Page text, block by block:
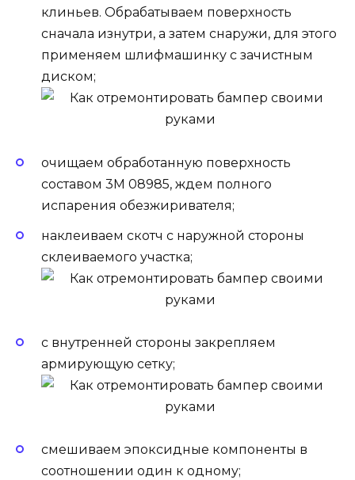
клиньев. Обрабатываем поверхность
сначала изнутри, а затем снаружи, для этого
применяем шлифмашинку с зачистным
диском;
очищаем обработанную поверхность
составом 3М 08985, ждем полного
испарения обезжиривателя;
наклеиваем скотч с наружной стороны
склеиваемого участка;
с внутренней стороны закрепляем
армирующую сетку;
смешиваем эпоксидные компоненты в
соотношении один к одному;